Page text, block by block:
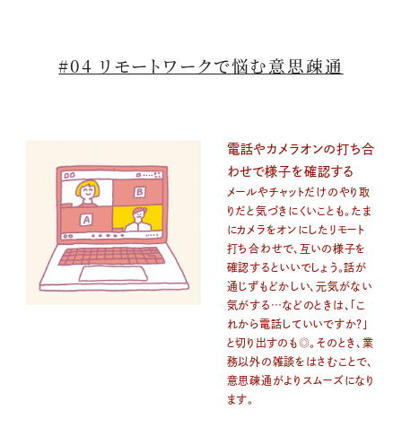
#04 リモートワークで悩む意思疎通
電話やカメラオンの打ち合
わせで様子を確認する
メールやチャットだけのやり取
りだと気づきにくいことも。たま
にカメラをオンにしたリモート
打ち合わせで、互いの様子を
確認するといいでしょう。話が
通じずもどかしい、元気がない
気がする…などのときは、「こ
れから電話していいですか？」
と切り出すのも◎。そのとき、業
務以外の雑談をはさむことで、
意思疎通がよりスムーズになり
ます。